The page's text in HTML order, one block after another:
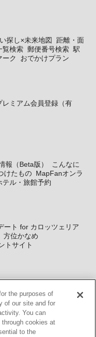
探し×未来地図
距離・面
覧検索 郵便番号検索 駅
ーク おでかけプラン
レミアム会員登録（有
報（Beta版）
こんなに
けたもの MapFanオンラ
テル・旅館予約
ート for カロッツェリア
方位かなめ
トサイト
サイト・システム向け地
MapFan DB 住所確認
Geo-Research
the purposes of
of our site and for
You can
cookies at
to the